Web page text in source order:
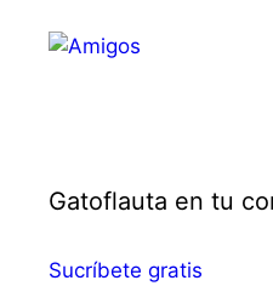
Gatoflauta en tu
Sucríbete gratis